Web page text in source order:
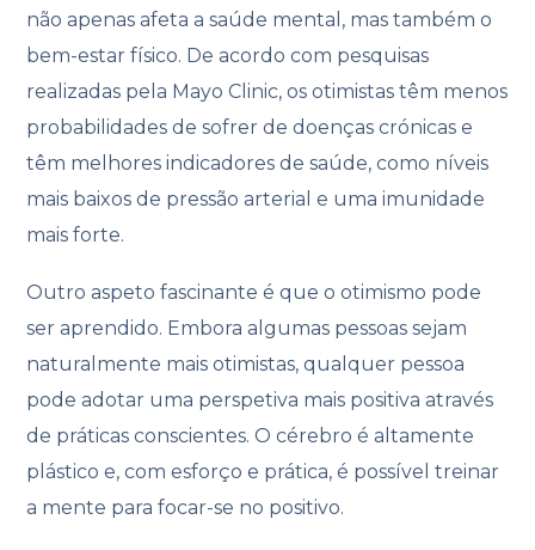
não apenas afeta a saúde mental, mas também o
bem-estar físico. De acordo com pesquisas
realizadas pela Mayo Clinic, os otimistas têm menos
probabilidades de sofrer de doenças crónicas e
têm melhores indicadores de saúde, como níveis
mais baixos de pressão arterial e uma imunidade
mais forte.
Outro aspeto fascinante é que o otimismo pode
ser aprendido. Embora algumas pessoas sejam
naturalmente mais otimistas, qualquer pessoa
pode adotar uma perspetiva mais positiva através
de práticas conscientes. O cérebro é altamente
plástico e, com esforço e prática, é possível treinar
a mente para focar-se no positivo.